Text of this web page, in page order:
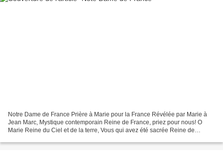
Notre Dame de France Prière à Marie pour la France Révélée par Marie à
Jean Marc, Mystique contemporain Reine de France, priez pour nous! O
Marie Reine du Ciel et de la terre, Vous qui avez été sacrée Reine de